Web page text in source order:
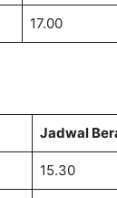
17.00
Jadwal
15.30